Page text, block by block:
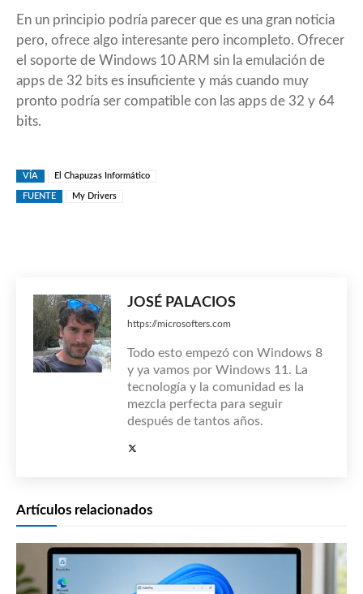
En un principio podría parecer que es una gran noticia
pero, ofrece algo interesante pero incompleto. Ofrecer
el soporte de Windows 10 ARM sin la emulación de
apps de 32 bits es insuficiente y más cuando muy
pronto podría ser compatible con las apps de 32 y 64
bits.
VÍA El Chapuzas Informático
FUENTE My Drivers
JOSÉ PALACIOS
https://microsofters.com
Todo esto empezó con Windows 8
y ya vamos por Windows 11. La
tecnología y la comunidad es la
mezcla perfecta para seguir
después de tantos años.
Artículos relacionados